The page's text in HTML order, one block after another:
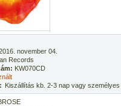
november 04.
Records
KW070CD
Kiszállítás kb. 2-3 nap vagy